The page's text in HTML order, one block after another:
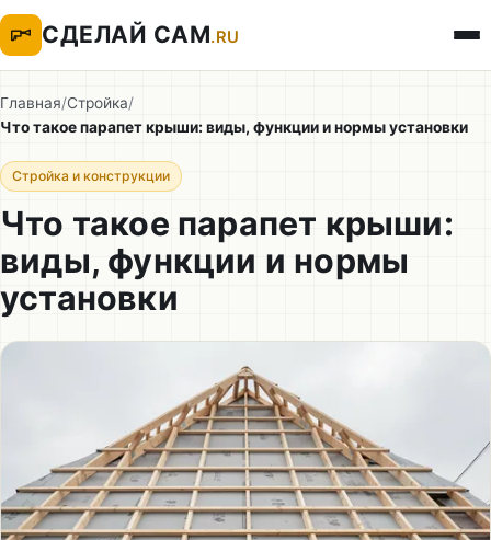
СДЕЛАЙ САМ.RU
Главная/Стройка/
Что такое парапет крыши: виды, функции и нормы установки
Стройка и конструкции
Что такое парапет крыши:
виды, функции и нормы
установки